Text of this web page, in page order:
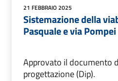
21 FEBBRAIO 2025
Sistemazione della
Pasquale e via Pompei
Approvato il documento
progettazione (Dip).